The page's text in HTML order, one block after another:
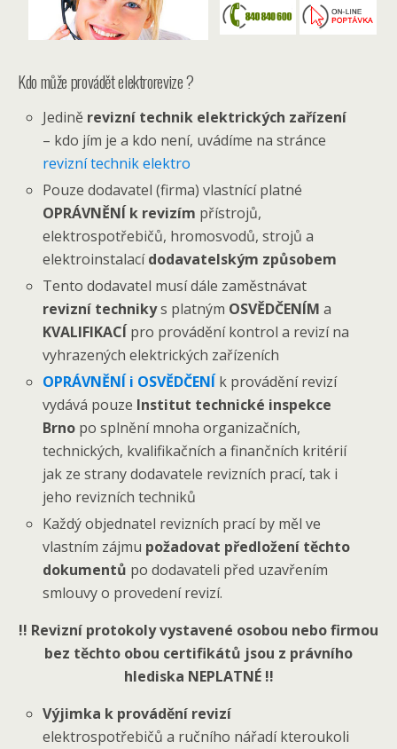
Kdo může provádět elektrorevize ?
Jedině revizní technik elektrických zařízení
– kdo jím je a kdo není, uvádíme na stránce
revizní technik elektro
Pouze dodavatel (firma) vlastnící platné
OPRÁVNĚNÍ k revizím přístrojů,
elektrospotřebičů, hromosvodů, strojů a
elektroinstalacídodavatelským způsobem
Tento dodavatel musí dále zaměstnávat
revizní technikys platným OSVĚDČENÍM a
KVALIFIKACÍ pro provádění kontrol a revizí na
vyhrazených elektrických zařízeních
OPRÁVNĚNÍ i OSVĚDČENÍ k provádění revizí
vydává pouze Institut technické inspekce
Brno po splnění mnoha organizačních,
technických, kvalifikačních a finančních kritérií
jak ze strany dodavatele revizních prací, tak i
jeho revizních techniků
Každý objednatel revizních prací by měl ve
vlastním zájmu požadovat předložení těchto
dokumentů po dodavateli před uzavřením
smlouvy o provedení revizí.
!! Revizní protokoly vystavené osobou nebo firmou
bez těchto obou certifikátů jsou z právního
hlediska NEPLATNÉ !!
Výjimka k provádění revizí
elektrospotřebičů a ručního nářadí kteroukoli